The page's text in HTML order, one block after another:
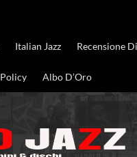
Italian Jazz Recensione
Albo D’Oro